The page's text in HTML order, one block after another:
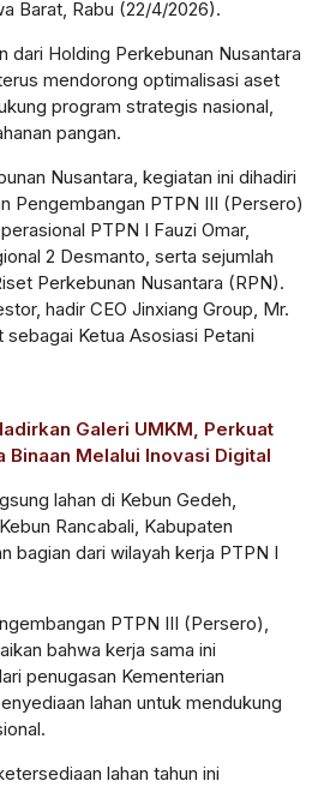
Barat, Rabu (22/4/2026).
dari Holding Perkebunan Nusantara
mendorong optimalisasi aset
program strategis nasional,
pangan.
Nusantara, kegiatan ini dihadiri
Pengembangan PTPN III (Persero)
PTPN I Fauzi Omar,
2 Desmanto, serta sejumlah
Perkebunan Nusantara (RPN).
hadir CEO Jinxiang Group, Mr.
sebagai Ketua Asosiasi Petani
Galeri UMKM, Perkuat
Binaan Melalui Inovasi Digital
lahan di Kebun Gedeh,
Rancabali, Kabupaten
bagian dari wilayah kerja PTPN I
PTPN III (Persero),
bahwa kerja sama ini
penugasan Kementerian
lahan untuk mendukung
lahan tahun ini